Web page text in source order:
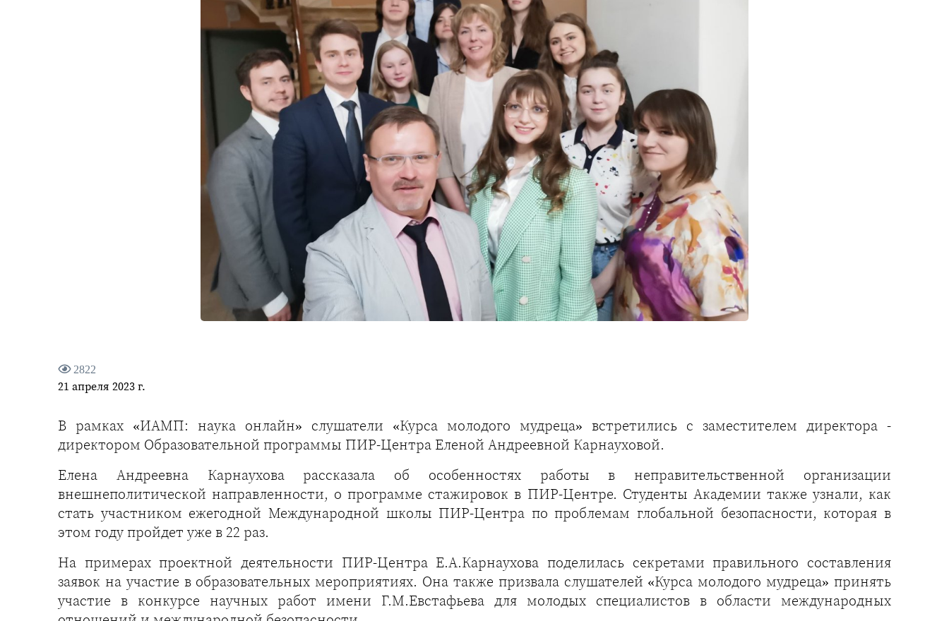
2822
21 апреля 2023 г.
В рамках «ИАМП: наука онлайн» слушатели «Курса молодого мудреца» встретились с заместителем директора -
директором Образовательной программы ПИР-Центра Еленой Андреевной Карнауховой.
Елена Андреевна Карнаухова рассказала об особенностях работы в неправительственной организации
внешнеполитической направленности, о программе стажировок в ПИР-Центре. Студенты Академии также узнали, как
стать участником ежегодной Международной школы ПИР-Центра по проблемам глобальной безопасности, которая в
этом году пройдет уже в 22 раз.
На примерах проектной деятельности ПИР-Центра Е.А.Карнаухова поделилась секретами правильного составления
заявок на участие в образовательных мероприятиях. Она также призвала слушателей «Курса молодого мудреца» принять
участие в конкурсе научных работ имени Г.М.Евстафьева для молодых специалистов в области международных